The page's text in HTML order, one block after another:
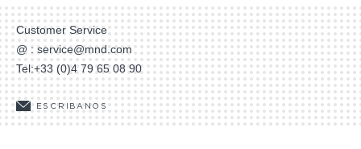
Customer Service
@ : service@mnd.com
Tel:+33 (0)4 79 65 08 90
ESCRIBANOS